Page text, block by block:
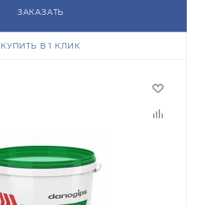
ЗАКАЗАТЬ
КУПИТЬ В 1 КЛИК